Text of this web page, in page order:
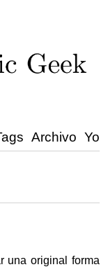
Archivo Yo
una original forma